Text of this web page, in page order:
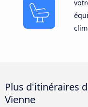
Plus d'itinéraires
Vienne